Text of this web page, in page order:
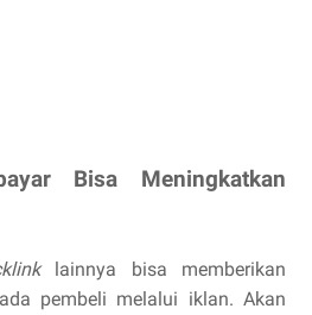
Bisa Meningkatkan
lainnya bisa memberikan
pembeli melalui iklan. Akan